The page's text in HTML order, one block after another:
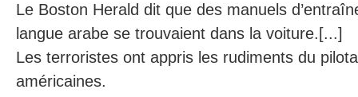
Le Boston Herald dit que des manuels
langue arabe se trouvaient dans la voiture.[...]
Les terroristes ont appris les rudiments du
américaines.